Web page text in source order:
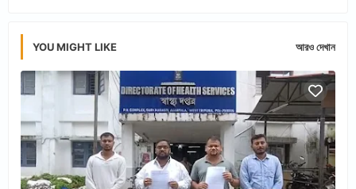
YOU MIGHT LIKE আরও দেখান